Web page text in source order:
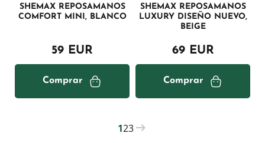
SHEMAX REPOSAMANOS
COMFORT MINI, BLANCO
59 EUR
Comprar
SHEMAX REPOSAMANOS
LUXURY DISEÑO NUEVO,
BEIGE
69 EUR
Comprar
Current
1
Página
2
Página
3